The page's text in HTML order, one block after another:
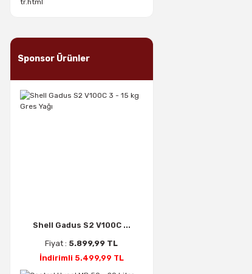
tr.html
Sponsor Ürünler
Shell Gadus S2 V100C ...
Fiyat : 5.899,99 TL
İndirimli 5.499,99 TL